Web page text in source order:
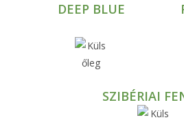
DEEP BLUE
SZIBÉRIAI